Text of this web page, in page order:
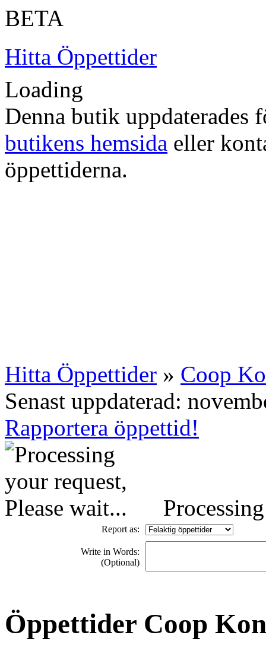
BETA
Hitta Öppettider
Loading
Denna butik uppdaterades
butikens hemsida eller
öppettiderna.
Hitta Öppettider » Coop
Senast uppdaterad:
Rapportera öppettid!
Report as:
Write in Words:
(Optional)
Öppettider Coop